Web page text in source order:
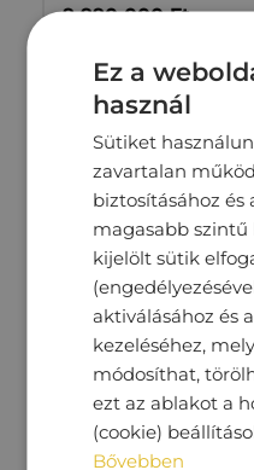
9‏‏‎ ‎990‏‏‎ ‎000 Ft
VOLKSWAGEN
Ez a
használ
Sütiket
zavartalan
biztosításához
magasabb szintű
kijelölt sütik
aktiválásához és
kezeléséhez,
módosíthat,
ezt az ablakot a
(cookie)
Bővebben